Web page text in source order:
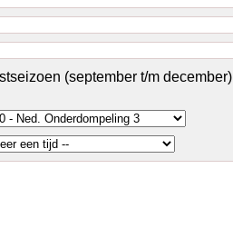
(september t/m december)